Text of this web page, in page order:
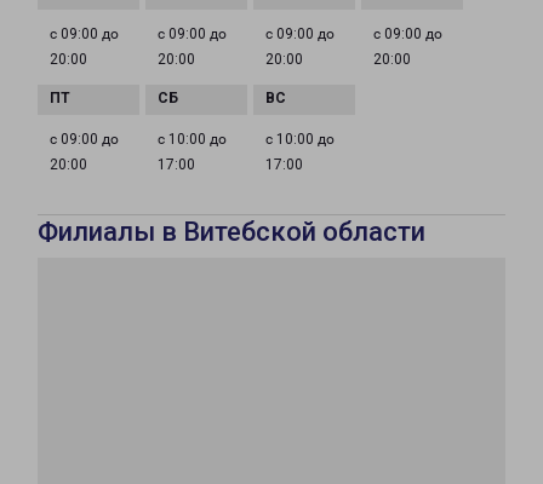
с 09:00 до
20:00
с 09:00 до
20:00
с 09:00 до
20:00
с 09:00 до
20:00
с 09:00 до
20:00
с 10:00 до
17:00
с 10:00 до
17:00
Филиалы в Витебской области